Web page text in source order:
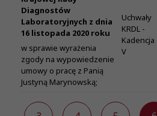
Diagnostów
Laboratoryjnych z dnia
16 listopada 2020 roku
w sprawie wyrażenia
zgody na wypowiedzenie
umowy o pracę z Panią
Justyną Marynowską;
Uchwały
KRDL -
Kadencja
V